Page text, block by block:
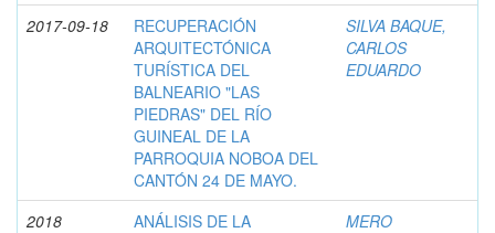
2017-09-18
RECUPERACIÓN
ARQUITECTÓNICA
TURÍSTICA DEL
BALNEARIO "LAS
PIEDRAS" DEL RÍO
GUINEAL DE LA
PARROQUIA NOBOA DEL
CANTÓN 24 DE MAYO.
SILVA BAQUE,
CARLOS
EDUARDO
2018
ANÁLISIS DE LA
MERO